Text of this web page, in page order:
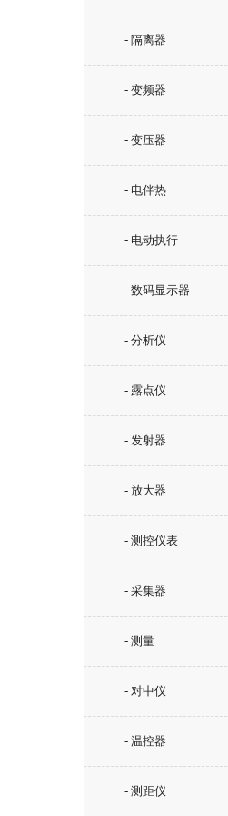
- 隔离器
- 变频器
- 变压器
- 电伴热
- 电动执行
- 数码显示器
- 分析仪
- 露点仪
- 发射器
- 放大器
- 测控仪表
- 采集器
- 测量
- 对中仪
- 温控器
- 测距仪